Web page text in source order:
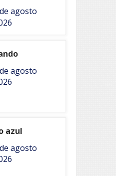
agosto
agosto
azul
agosto